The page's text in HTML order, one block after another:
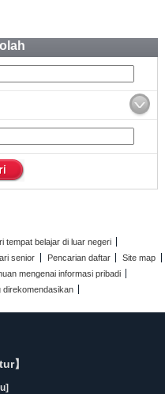
tempat belajar di luar negeri
senior Pencarian daftar
Site map
mengenai informasi pribadi
direkomendasikan
】